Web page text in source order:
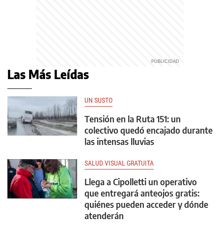
Las Más Leídas
UN SUSTO
Tensión en la Ruta 151: un
colectivo quedó encajado durante
las intensas lluvias
SALUD VISUAL GRATUITA
Llega a Cipolletti un operativo
que entregará anteojos gratis:
quiénes pueden acceder y dónde
atenderán